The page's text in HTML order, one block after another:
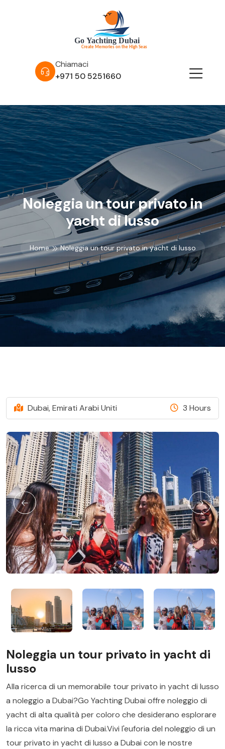
Chiamaci
+971 50 5251660
Noleggia un tour privato in
yacht di lusso
Home Noleggia un tour privato in yacht di lusso
Dubai, Emirati Arabi Uniti 3 Hours
Noleggia un tour privato in yacht di
lusso
Alla ricerca di un memorabile tour privato in yacht di lusso
a noleggio a Dubai?Go Yachting Dubai offre noleggio di
yacht di alta qualità per coloro che desiderano esplorare
la ricca vita marina di Dubai.Vivi l'euforia del noleggio di un
tour privato in yacht di lusso a Dubai con le nostre